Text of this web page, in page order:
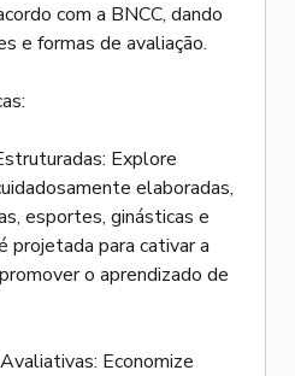
com a BNCC, dando
e formas de avaliação.
Explore
elaboradas,
esportes, ginásticas e
projetada para cativar a
o aprendizado de
Economize